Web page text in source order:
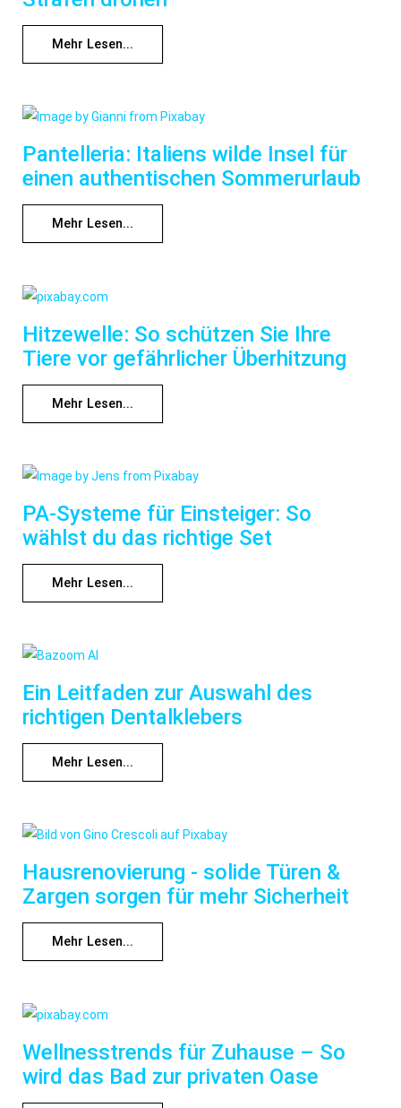
Mehr Lesen...
Pantelleria: Italiens wilde Insel für
einen authentischen Sommerurlaub
Mehr Lesen...
Hitzewelle: So schützen Sie Ihre
Tiere vor gefährlicher Überhitzung
Mehr Lesen...
PA-Systeme für Einsteiger: So
wählst du das richtige Set
Mehr Lesen...
Ein Leitfaden zur Auswahl des
richtigen Dentalklebers
Mehr Lesen...
Hausrenovierung - solide Türen &
Zargen sorgen für mehr Sicherheit
Mehr Lesen...
Wellnesstrends für Zuhause – So
wird das Bad zur privaten Oase